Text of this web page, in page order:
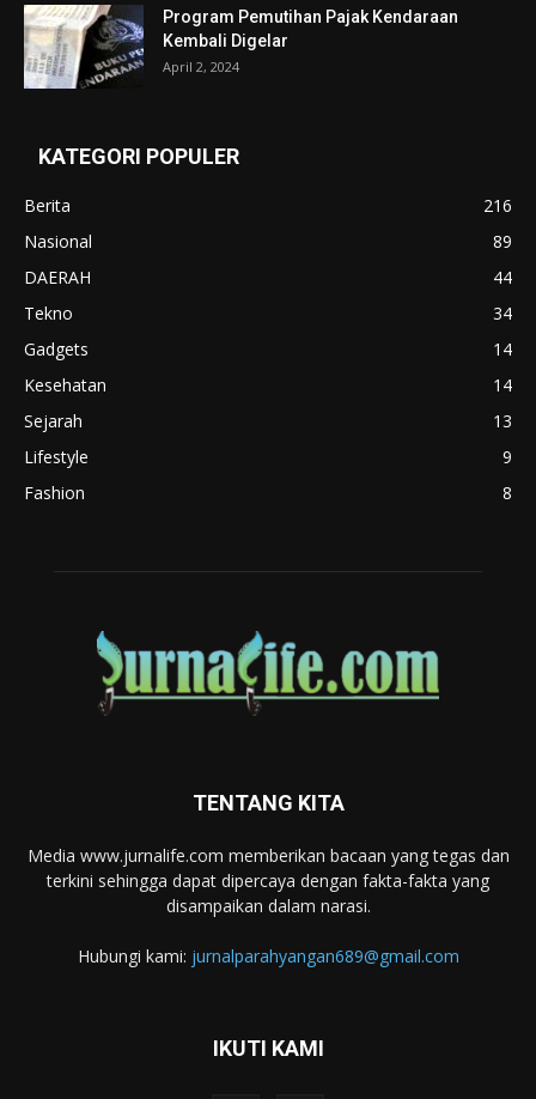
Program Pemutihan Pajak Kendaraan
Kembali Digelar
April 2, 2024
KATEGORI POPULER
Berita
216
Nasional
89
DAERAH
44
Tekno
34
Gadgets
14
Kesehatan
14
Sejarah
13
Lifestyle
9
Fashion
8
TENTANG KITA
Media www.jurnalife.com memberikan bacaan yang tegas dan
terkini sehingga dapat dipercaya dengan fakta-fakta yang
disampaikan dalam narasi.
Hubungi kami: jurnalparahyangan689@gmail.com
IKUTI KAMI